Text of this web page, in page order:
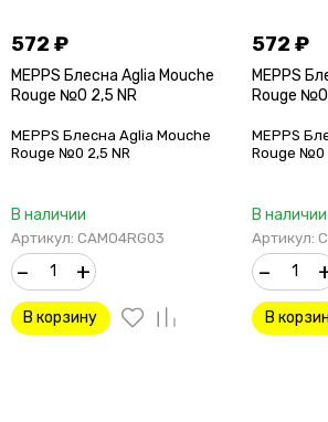
572 ₽
MEPPS Блесна Aglia Mouche
Rouge №0 2,5 NR
MEPPS Блесна Aglia Mouche
Rouge №0 2,5 NR
В наличии
Артикул: CAMO4RG03
– +
В корзину
572₽
MEPPS
Rouge №0
MEPPS
Rouge №0
В наличии
Артикул:
–
В